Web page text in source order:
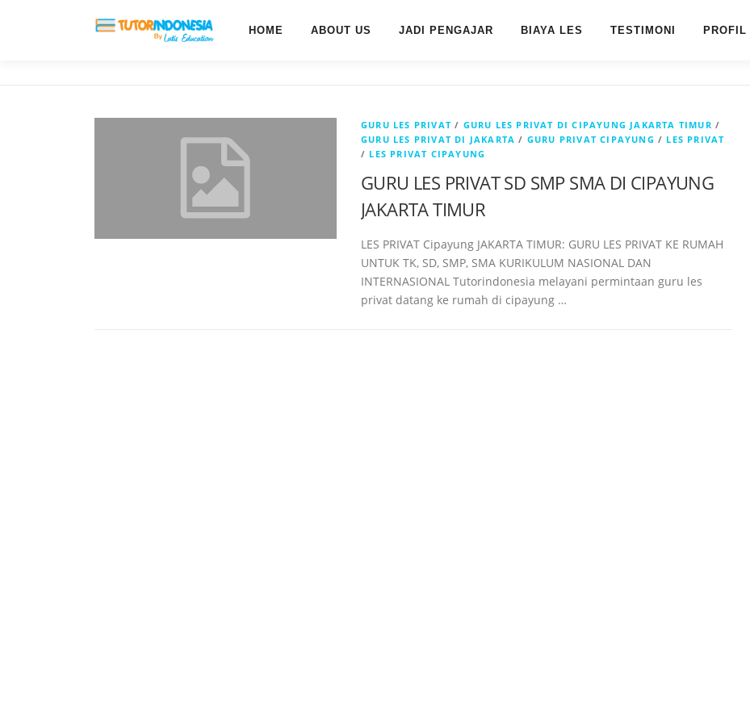
HOME ABOUT US JADI PENGAJAR BIAYA LES TESTIMONI PROFIL
GURU LES PRIVAT / GURU LES PRIVAT DI CIPAYUNG JAKARTA TIMUR /
GURU LES PRIVAT DI JAKARTA / GURU PRIVAT CIPAYUNG / LES PRIVAT
/ LES PRIVAT CIPAYUNG
GURU LES PRIVAT SD SMP SMA DI CIPAYUNG
JAKARTA TIMUR
LES PRIVAT Cipayung JAKARTA TIMUR: GURU LES PRIVAT KE RUMAH
UNTUK TK, SD, SMP, SMA KURIKULUM NASIONAL DAN
INTERNASIONAL Tutorindonesia melayani permintaan guru les
privat datang ke rumah di cipayung …